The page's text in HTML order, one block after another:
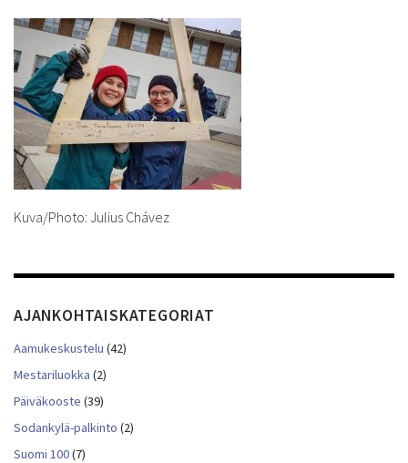
Kuva/Photo: Julius Chávez
AJANKOHTAISKATEGORIAT
Aamukeskustelu (42)
Mestariluokka (2)
Päiväkooste (39)
Sodankylä-palkinto (2)
Suomi 100(7)